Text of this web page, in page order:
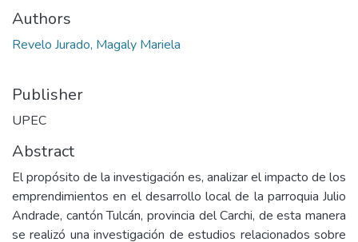
Authors
Revelo Jurado, Magaly Mariela
Publisher
UPEC
Abstract
El propósito de la investigación es, analizar el impacto de los
emprendimientos en el desarrollo local de la parroquia Julio
Andrade, cantón Tulcán, provincia del Carchi, de esta manera
se realizó una investigación de estudios relacionados sobre